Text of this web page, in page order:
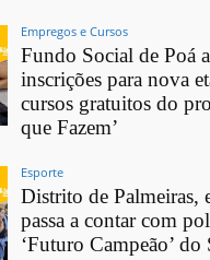
Empregos e Cursos
Fundo Social de Poá
inscrições para nova
cursos gratuitos do
que Fazem’
Esporte
Distrito de Palmeiras,
passa a contar com
‘Futuro Campeão’ do